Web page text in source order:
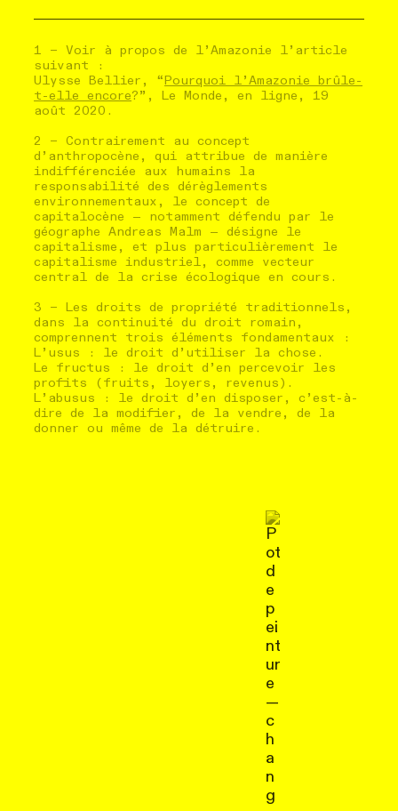
1 – Voir à propos de l’Amazonie l’article
suivant :
Ulysse Bellier, “Pourquoi l’Amazonie brûle-
t-elle encore?”, Le Monde, en ligne, 19
août 2020.
2 – Contrairement au concept
d’anthropocène, qui attribue de manière
indifférenciée aux humains la
responsabilité des dérèglements
environnementaux, le concept de
capitalocène — notamment défendu par le
géographe Andreas Malm — désigne le
capitalisme, et plus particulièrement le
capitalisme industriel, comme vecteur
central de la crise écologique en cours.
3 – Les droits de propriété traditionnels,
dans la continuité du droit romain,
comprennent trois éléments fondamentaux :
L’usus : le droit d’utiliser la chose.
Le fructus : le droit d’en percevoir les
profits (fruits, loyers, revenus).
L’abusus : le droit d’en disposer, c’est-à-
dire de la modifier, de la vendre, de la
donner ou même de la détruire.